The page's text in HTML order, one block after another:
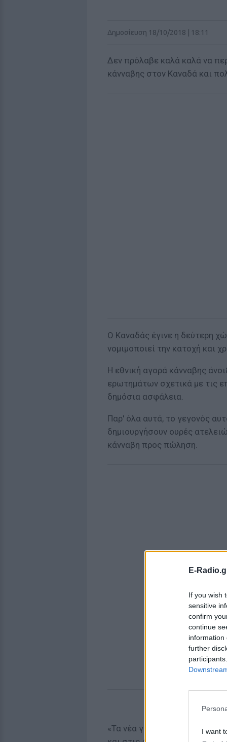
E-
If you wish
sensitive
confirm
continue
information
further
I want
Δημοσίευση 18/10/2018 | 18:11
Δεν πρόλαβε καλά καλά να
κάνναβης στον Καναδά και
Ο Καναδάς έγινε η δεύτερη
νομιμοποιεί την κατοχή και
Η εθνική αγορά κάνναβης
ερωτημάτων σχετικά με τις
δημόσια ασφάλεια.
Παρ' όλα αυτά, το γεγονός
δημιουργήσουν ουρές
κάνναβη προς πώληση.
«Τα νέα για μένα είναι πολύ